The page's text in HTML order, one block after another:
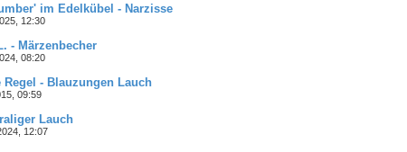
im Edelkübel - Narzisse
12:30
- Märzenbecher
08:20
- Blauzungen Lauch
09:59
Lauch
12:07